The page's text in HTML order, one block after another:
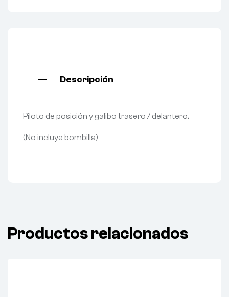
Descripción
Piloto de posición y galibo trasero / delantero.
(No incluye bombilla)
Productos relacionados